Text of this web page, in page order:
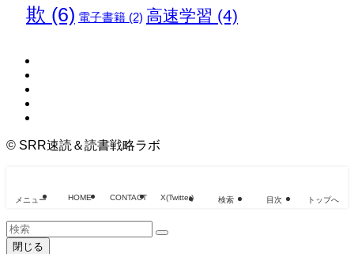
欺 (6) 電子書籍(2) 高速学習 (4)
© SRR速読＆読書戦略ラボ
メニュー HOME CONTACT X(Twitter) 検索 目次 トップへ
閉じる